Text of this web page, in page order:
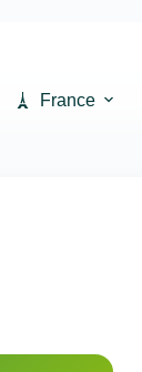
France